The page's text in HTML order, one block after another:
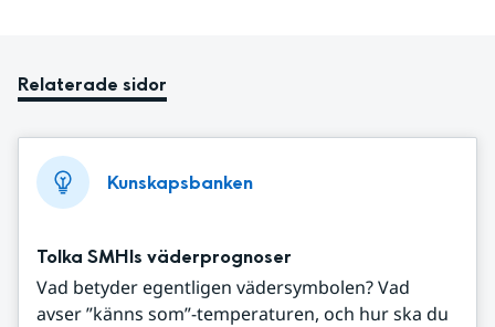
Relaterade sidor
Kunskapsbanken
Tolka SMHIs väderprognoser
Vad betyder egentligen vädersymbolen? Vad
avser ”känns som”-temperaturen, och hur ska du